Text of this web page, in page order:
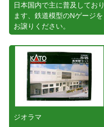
日本国内で主に普及しており
ます、鉄道模型のNゲージを
お譲りください。
ジオラマ